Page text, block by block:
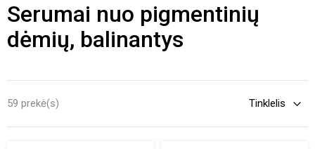
Serumai nuo pigmentinių
dėmių, balinantys
59 prekė(s)